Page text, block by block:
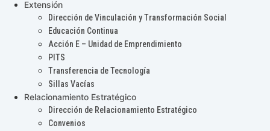
Extensión
Dirección de Vinculación y Transformación Social
Educación Continua
Acción E – Unidad de Emprendimiento
PITS
Transferencia de Tecnología
Sillas Vacías
Relacionamiento Estratégico
Dirección de Relacionamiento Estratégico
Convenios